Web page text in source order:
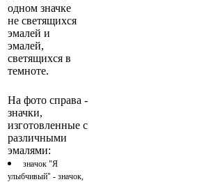
одном значке
не светящихся
эмалей и
эмалей,
светящихся в
темноте.
На фото справа -
значки,
изготовленные с
различными
эмалями:
значок "Я
улыбчивый" - значок,